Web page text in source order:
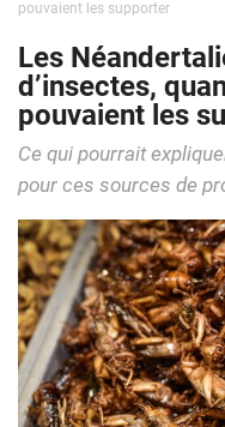
pouvaient les supporter
Les
d’insectes,
pouvaient les
Ce qui pourrait
pour ces sources de